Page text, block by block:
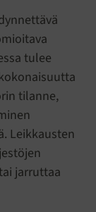
tulee
tilanne,
Leikkausten
jarruttaa